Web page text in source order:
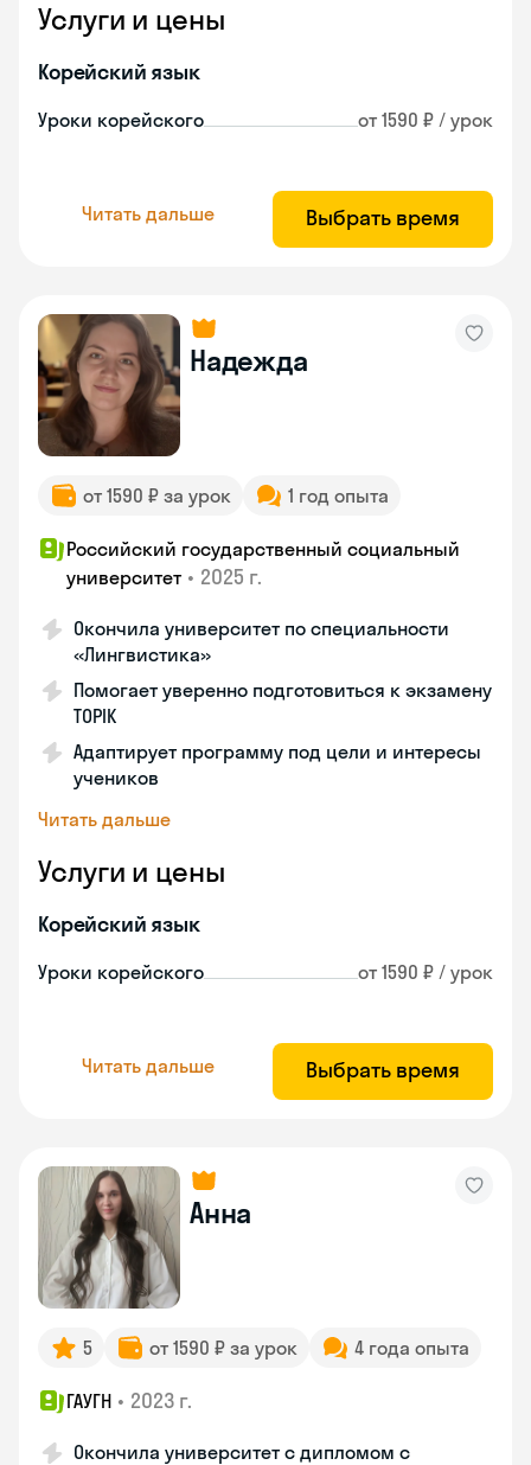
Услуги и цены
Корейский язык
Уроки корейского от 1590 ₽ / урок
Читать дальше Выбрать время
Надежда
от 1590 ₽ за урок 1 год опыта
Российский государственный социальный
университет • 2025 г.
Окончила университет по специальности
«Лингвистика»
Помогает уверенно подготовиться к экзамену
TOPIK
Адаптирует программу под цели и интересы
учеников
Читать дальше
Услуги и цены
Корейский язык
Уроки корейского от 1590 ₽ / урок
Читать дальше Выбрать время
Анна
5 от 1590 ₽ за урок 4 года опыта
ГАУГН • 2023 г.
Окончила университет с дипломом с